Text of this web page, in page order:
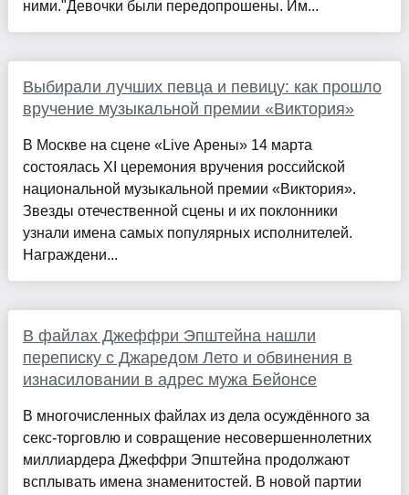
ними."Девочки были передопрошены. Им...
Выбирали лучших певца и певицу: как прошло
вручение музыкальной премии «Виктория»
В Москве на сцене «Live Арены» 14 марта
состоялась XI церемония вручения российской
национальной музыкальной премии «Виктория».
Звезды отечественной сцены и их поклонники
узнали имена самых популярных исполнителей.
Награждени...
В файлах Джеффри Эпштейна нашли
переписку с Джаредом Лето и обвинения в
изнасиловании в адрес мужа Бейонсе
В многочисленных файлах из дела осуждённого за
секс-торговлю и совращение несовершеннолетних
миллиардера Джеффри Эпштейна продолжают
всплывать имена знаменитостей. В новой партии